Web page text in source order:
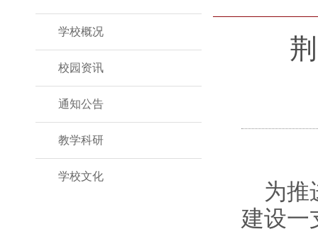
学校概况
校园资讯
通知公告
教学科研
学校文化
为推
建设一